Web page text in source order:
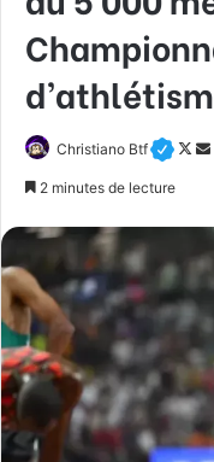
Christiano Btf
F
o
o
n
X
2 minutes de lecture